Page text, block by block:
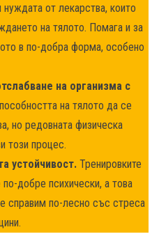
от лекарства, които
на тялото. Помага и за
в по-добра форма, особено
на организма с
на тялото да се
но редовната физическа
този процес.
устойчивост. Тренировките
добре психически, а това
справим по-лесно със стреса